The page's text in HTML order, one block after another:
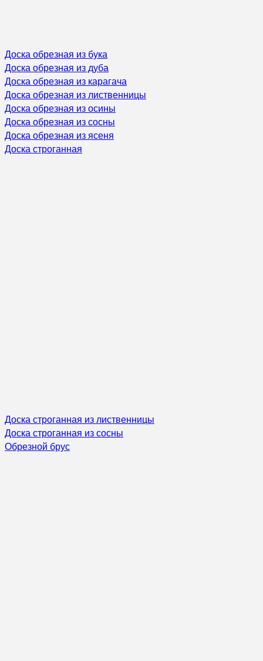
Доска обрезная из бука
Доска обрезная из дуба
Доска обрезная из карагача
Доска обрезная из лиственницы
Доска обрезная из осины
Доска обрезная из сосны
Доска обрезная из ясеня
Доска строганная
Доска строганная из лиственницы
Доска строганная из сосны
Обрезной брус